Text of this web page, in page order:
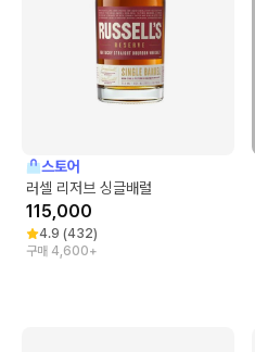
스토어
러셀 리저브 싱글배럴
115,000
4.9 (432)
구매 4,600+